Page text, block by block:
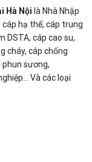
Hà Nội là Nhà Nhập
cáp hạ thế, cáp trung
DSTA, cáp cao su,
cháy, cáp chống
sương,
Và các loại